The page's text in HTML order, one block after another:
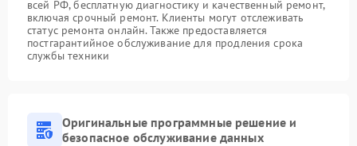
всей РФ, бесплатную диагностику и качественный ремонт,
включая срочный ремонт. Клиенты могут отслеживать
статус ремонта онлайн. Также предоставляется
постгарантийное обслуживание для продления срока
службы техники
Оригинальные программные решение и
безопасное обслуживание данных